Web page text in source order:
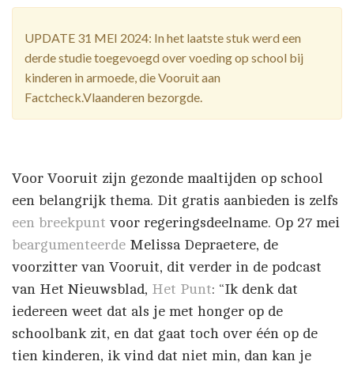
UPDATE 31 MEI 2024: In het laatste stuk werd een
derde studie toegevoegd over voeding op school bij
kinderen in armoede, die Vooruit aan
Factcheck.Vlaanderen bezorgde.
Voor Vooruit zijn gezonde maaltijden op school
een belangrijk thema. Dit gratis aanbieden is zelfs
een breekpunt voor regeringsdeelname. Op 27 mei
beargumenteerde Melissa Depraetere, de
voorzitter van Vooruit, dit verder in de podcast
van Het Nieuwsblad, Het Punt: “Ik denk dat
iedereen weet dat als je met honger op de
schoolbank zit, en dat gaat toch over één op de
tien kinderen, ik vind dat niet min, dan kan je